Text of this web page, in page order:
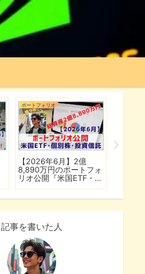
ポートフォリオ
【2026年6月】2億
8,890万円のポートフォ
リオ公開『米国ETF・個
記事を書いた人